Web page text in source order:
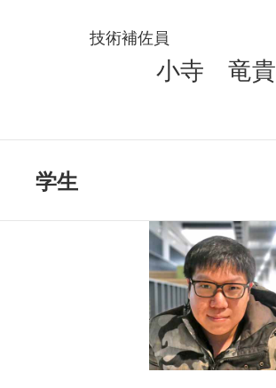
技術補佐員
小寺 竜貴
学生